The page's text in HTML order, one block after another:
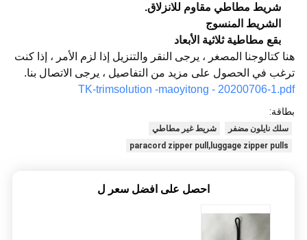
شريط مطاطي مقاوم للانزلاق.
الشريط المنسوج
بقع مطاطية ثلاثية الأبعاد
هنا كتالوجنا المصغر ، يرجى النقر والتنزيل إذا لزم الأمر ، إذا كنت
ترغب في الحصول على مزيد من التفاصيل ، يرجى الاتصال بنا.
TK-trimsolution -maoyitong - 20200706-1.pdf
بطاقة:
سلك نايلون مضفر
شريط غير مطاطي
paracord zipper pull,luggage zipper pulls
احصل على افضل سعر ل